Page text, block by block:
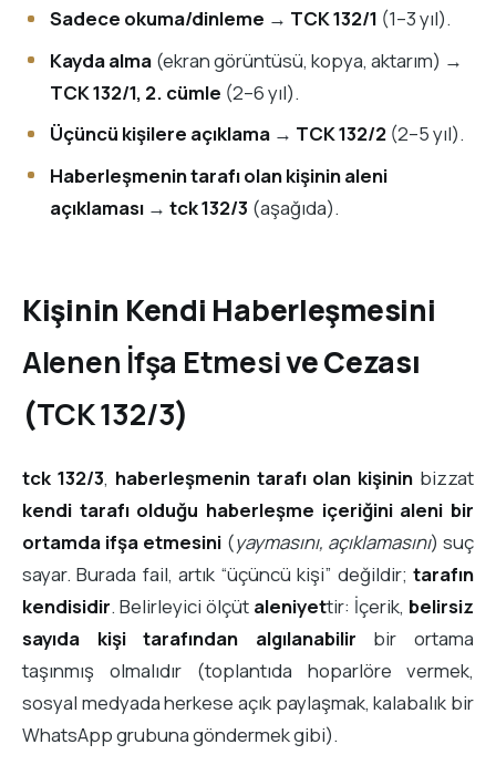
Sadece okuma/dinleme → TCK 132/1 (1–3 yıl).
Kayda alma(ekran görüntüsü, kopya, aktarım) →
TCK 132/1, 2. cümle (2–6 yıl).
Üçüncü kişilere açıklama→ TCK 132/2(2–5 yıl).
Haberleşmenin tarafı olan kişinin aleni
açıklaması→ tck 132/3 (aşağıda).
Kişinin Kendi Haberleşmesini
Alenen İfşa Etmesive Cezası
(TCK 132/3)
tck 132/3, haberleşmenin tarafı olan kişinin bizzat
kendi tarafı olduğu haberleşme içeriğini aleni bir
ortamda ifşa etmesini (yaymasını, açıklamasını) suç
sayar. Burada fail, artık “üçüncü kişi” değildir; tarafın
kendisidir. Belirleyici ölçüt aleniyettir: İçerik, belirsiz
sayıda kişi tarafından algılanabilir bir ortama
taşınmış olmalıdır (toplantıda hoparlöre vermek,
sosyal medyada herkese açık paylaşmak, kalabalık bir
WhatsApp grubuna göndermek gibi).